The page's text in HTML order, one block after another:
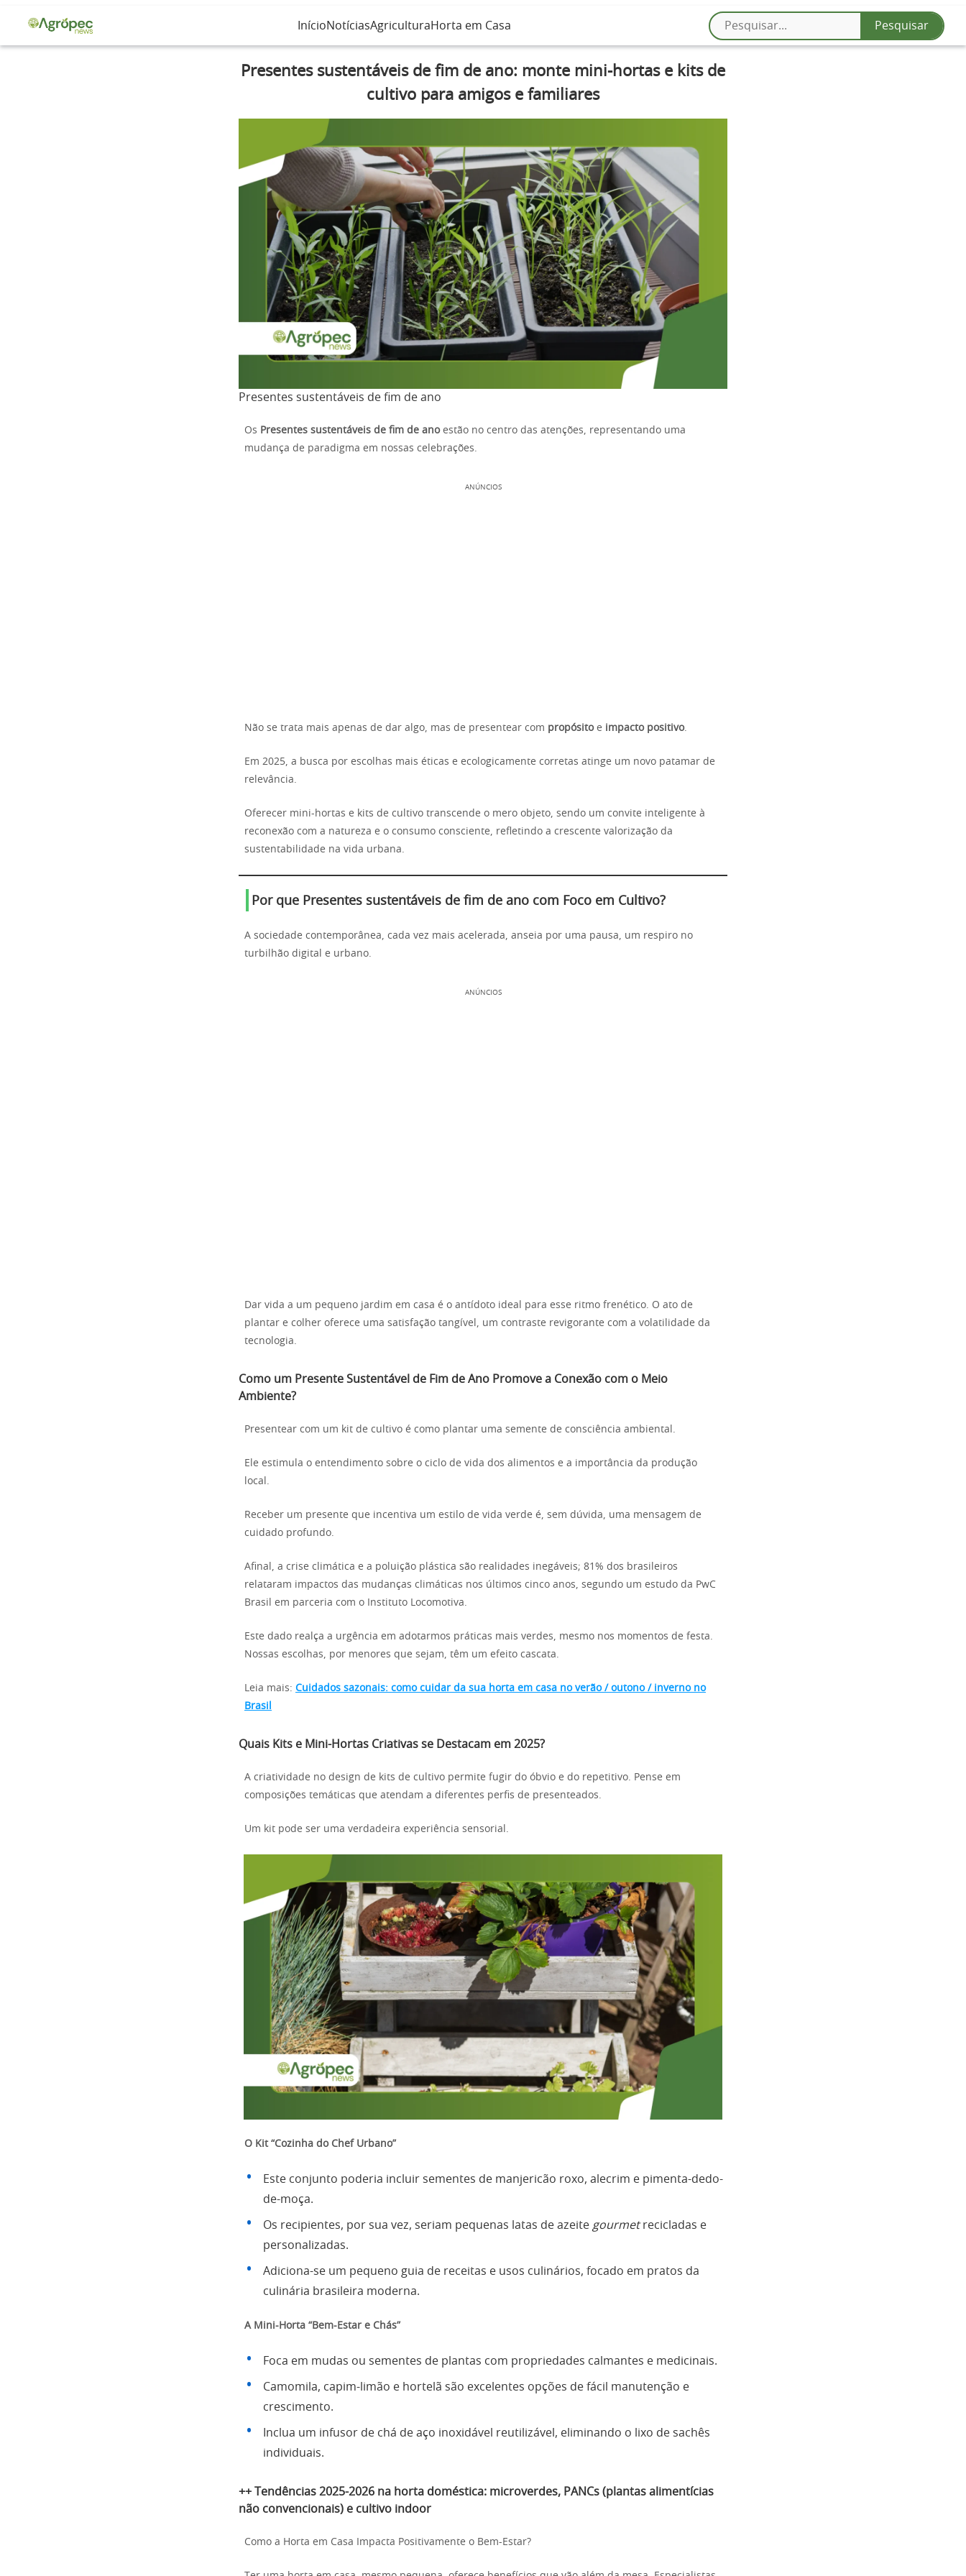
InícioNotíciasAgricultura Horta em Casa
Presentes sustentáveis de fim de ano: monte mini-hortas e kits de
cultivo para amigos e familiares
Presentes sustentáveis de fim de ano
Os Presentes sustentáveis de fim de anoestão no centro das atenções, representando uma
mudança de paradigma em nossas celebrações.
ANÚNCIOS
Não se trata mais apenas de dar algo, mas de presentear com propósitoe impacto positivo.
Em 2025, a busca por escolhas mais éticas e ecologicamente corretas atinge um novo patamar de
relevância.
Oferecer mini-hortas e kits de cultivo transcende o mero objeto, sendo um convite inteligente à
reconexão com a natureza e o consumo consciente, refletindo a crescente valorização da
sustentabilidade na vida urbana.
Por que Presentes sustentáveis de fim de ano com Foco em Cultivo?
A sociedade contemporânea, cada vez mais acelerada, anseia por uma pausa, um respiro no
turbilhão digital e urbano.
ANÚNCIOS
Dar vida a um pequeno jardim em casa é o antídoto ideal para esse ritmo frenético. O ato de
plantar e colher oferece uma satisfação tangível, um contraste revigorante com a volatilidade da
tecnologia.
Como um Presente Sustentável de Fim de Ano Promove a Conexão com o Meio
Ambiente?
Presentear com um kit de cultivo é como plantar uma semente de consciência ambiental.
Ele estimula o entendimento sobre o ciclo de vida dos alimentos e a importância da produção
local.
Receber um presente que incentiva um estilo de vida verde é, sem dúvida, uma mensagem de
cuidado profundo.
Afinal, a crise climática e a poluição plástica são realidades inegáveis; 81% dos brasileiros
relataram impactos das mudanças climáticas nos últimos cinco anos, segundo um estudo da PwC
Brasil em parceria com o Instituto Locomotiva.
Este dado realça a urgência em adotarmos práticas mais verdes, mesmo nos momentos de festa.
Nossas escolhas, por menores que sejam, têm um efeito cascata.
Leia mais: Cuidados sazonais: como cuidar da sua horta em casa no verão / outono / inverno no
Brasil
Quais Kits e Mini-Hortas Criativas se Destacam em 2025?
A criatividade no design de kits de cultivo permite fugir do óbvio e do repetitivo. Pense em
composições temáticas que atendam a diferentes perfis de presenteados.
Um kit pode ser uma verdadeira experiência sensorial.
O Kit “Cozinha do Chef Urbano”
Este conjunto poderia incluir sementes de manjericão roxo, alecrim e pimenta-dedo-
de-moça.
Os recipientes, por sua vez, seriam pequenas latas de azeite gourmetrecicladas e
personalizadas.
Adiciona-se um pequeno guia de receitas e usos culinários, focado em pratos da
culinária brasileira moderna.
A Mini-Horta “Bem-Estar e Chás”
Foca em mudas ou sementes de plantas com propriedades calmantes e medicinais.
Camomila, capim-limão e hortelã são excelentes opções de fácil manutenção e
crescimento.
Inclua um infusor de chá de aço inoxidável reutilizável, eliminando o lixo de sachês
individuais.
++
Tendências 2025-2026 na horta doméstica: microverdes, PANCs (plantas alimentícias
não convencionais) e cultivo indoor
Como a Horta em Casa Impacta Positivamente o Bem-Estar?